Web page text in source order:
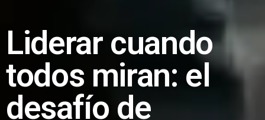
Liderar cuando
todos miran: el
desafío de